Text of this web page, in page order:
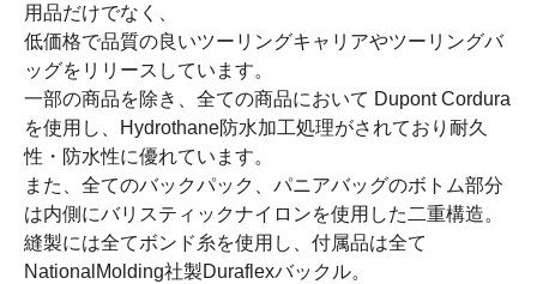
用品だけでなく、
低価格で品質の良いツーリングキャリアやツーリングバ
ッグをリリースしています。
一部の商品を除き、全ての商品において Dupont Cordura
を使用し、Hydrothane防水加工処理がされており耐久
性・防水性に優れています。
また、全てのバックパック、パニアバッグのボトム部分
は内側にバリスティックナイロンを使用した二重構造。
縫製には全てボンド糸を使用し、付属品は全て
NationalMolding社製Duraflexバックル。